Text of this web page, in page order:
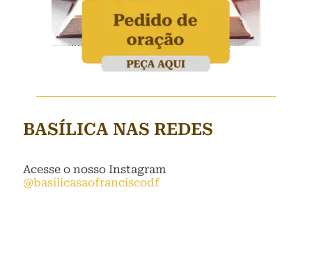
BASÍLICA NAS REDES
Acesse o nosso Instagram
@basilicasaofranciscodf